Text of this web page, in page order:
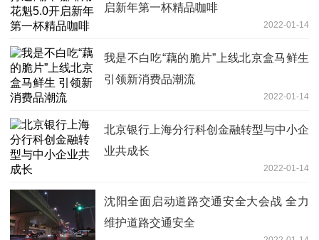
启新年第一杯精品咖啡
2022-01-14
我是不白吃“藕的脆片”上线北京盒马鲜生
引领新消费品潮流
2022-01-14
北京银行上海分行科创金融转型与中小企
业共成长
2022-01-14
沈阳全面启动道路交通安全大会战 全力
维护道路交通安全